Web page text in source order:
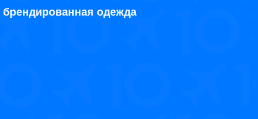
одежда